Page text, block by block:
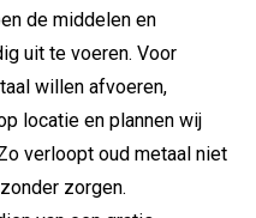
de middelen en
uit te voeren. Voor
willen afvoeren,
locatie en plannen wij
verloopt oud metaal niet
zorgen.